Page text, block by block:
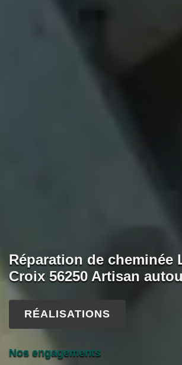
Réparation de cheminée
Croix 56250 Artisan
RÉALISATIONS
Nos engagements